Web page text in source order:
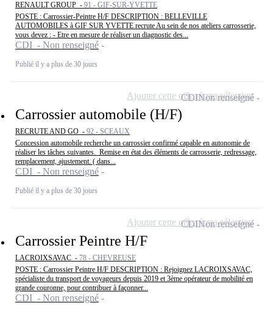
RENAULT GROUP - 91 - GIF-SUR-YVETTE
POSTE : Carrossier-Peintre H/F DESCRIPTION : BELLEVILLE
AUTOMOBILES à GIF SUR YVETTE recrute Au sein de nos ateliers carrosserie,
vous devez : - Etre en mesure de réaliser un diagnostic des...
CDI - Non renseigné
Publié il y a plus de 30 jours
Carrossier automobile (H/F)
RECRUTE AND GO - 92 - SCEAUX
Concession automobile recherche un carrossier confirmé capable en autonomie de
réaliser les tâches suivantes. Remise en état des éléments de carrosserie, redressage,
remplacement, ajustement. ( dans...
CDI - Non renseigné
Publié il y a plus de 30 jours
CDINon renseigné
Ajouter cette offre à ma sélection
Carrossier Peintre H/F
LACROIXSAVAC - 78 - CHEVREUSE
POSTE : Carrossier Peintre H/F DESCRIPTION : Rejoignez LACROIXSAVAC,
spécialiste du transport de voyageurs depuis 2019 et 3ème opérateur de mobilité en
grande couronne, pour contribuer à façonner...
CDI - Non renseigné
CDINon renseigné
Ajouter cette offre à ma sélection